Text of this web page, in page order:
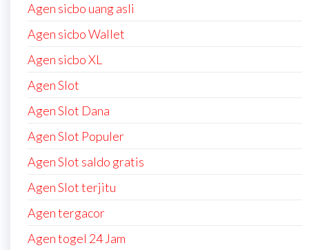
Agen sicbo uang asli
Agen sicbo Wallet
Agen sicbo XL
Agen Slot
Agen Slot Dana
Agen Slot Populer
Agen Slot saldo gratis
Agen Slot terjitu
Agen tergacor
Agen togel 24 Jam